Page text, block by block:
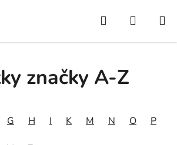
Hľadať
KOŠÍK
značky A-Z
G H I K M N O P